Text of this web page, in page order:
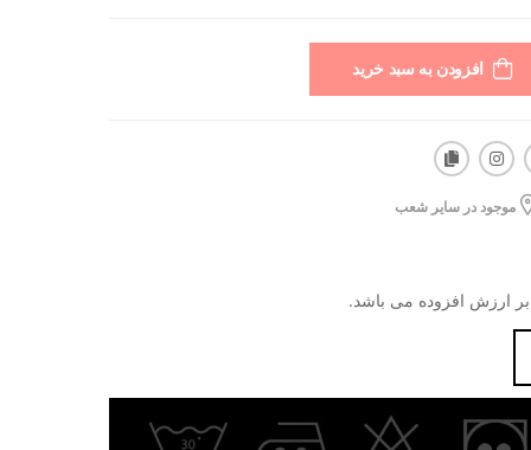
افزودن به سبد خرید
موجود در سایر شعب